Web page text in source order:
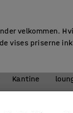
Kantine
velkommen.
vises priserne